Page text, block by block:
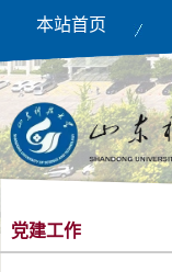
本站首页
党建工作